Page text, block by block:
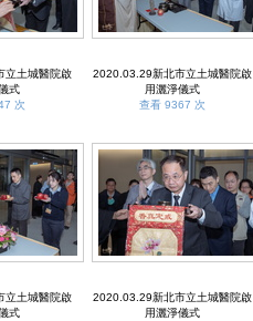
立土城醫院啟
式
次
2020.03.29新北市立土城醫院啟
用灑淨儀式
查看 9367 次
立土城醫院啟
式
2020.03.29新北市立土城醫院啟
用灑淨儀式